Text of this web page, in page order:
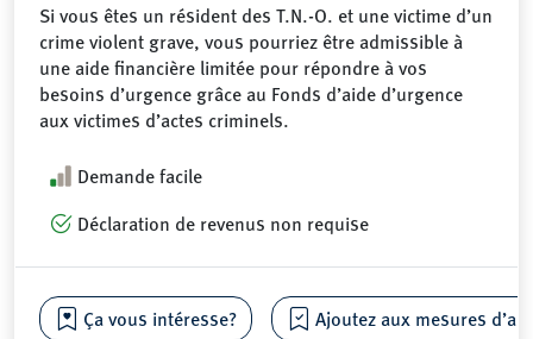
Si vous êtes un résident des T.N.-O. et une victime d’un
crime violent grave, vous pourriez être admissible à
une aide financière limitée pour répondre à vos
besoins d’urgence grâce au Fonds d’aide d’urgence
aux victimes d’actes criminels.
Demande facile
Déclaration de revenus non requise
Ça vous intéresse? Ajoutez aux mesures